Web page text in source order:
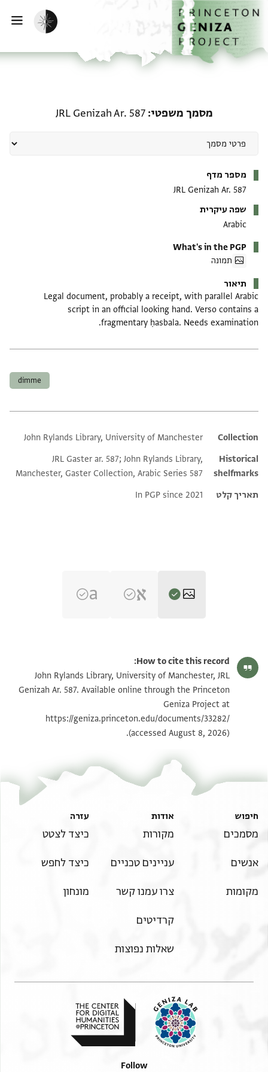
לתוכןהבית
הפעלת מצב כהה
מסמך משפטי JRL Genizah Ar. 587
מספר מדף
JRL Genizah Ar. 587
שפה עיקרית
Arabic
What's in the PGP
תמונה
תיאור
Legal document, probably a receipt, with parallel Arabic
script in an official looking hand. Verso contains a
fragmentary ḥasbala. Needs examination.
dimme
Additional metadata
Collection
John Rylands Library, University of Manchester
Historical
shelfmarks
JRL Gaster ar. 587; John Rylands Library,
Manchester, Gaster Collection, Arabic Series 587
תאריך קלט
In PGP since 2021
JRL Genizah Ar. 587 1 / 1 leaf, verso הגדל וסובב
תנאי היתר שימוש בתצלום
How to cite this record:
John Rylands Library, University of Manchester, JRL
Genizah Ar. 587. Available online through the Princeton
Geniza Project at
https://geniza.princeton.edu/documents/33282/
(accessed August 8, 2026).
חיפוש
מסמכים
אנשים
מקומות
אודות
מקורות
עניינים טכניים
צרו עמנו קשר
קרדיטים
שאלות נפוצות
עזרה
כיצד לצטט
כיצד לחפש
מונחון
Follow